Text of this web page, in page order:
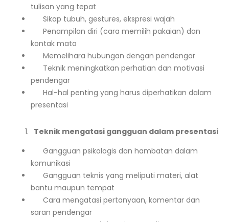
tulisan yang tepat
Sikap tubuh, gestures, ekspresi wajah
Penampilan diri (cara memilih pakaian) dan
kontak mata
Memelihara hubungan dengan pendengar
Teknik meningkatkan perhatian dan motivasi
pendengar
Hal-hal penting yang harus diperhatikan dalam
presentasi
Teknik mengatasi gangguan dalam presentasi
Gangguan psikologis dan hambatan dalam
komunikasi
Gangguan teknis yang meliputi materi, alat
bantu maupun tempat
Cara mengatasi pertanyaan, komentar dan
saran pendengar